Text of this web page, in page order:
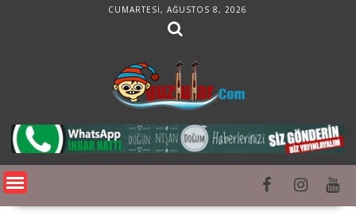
CUMARTESI, AĞUSTOS 8, 2026